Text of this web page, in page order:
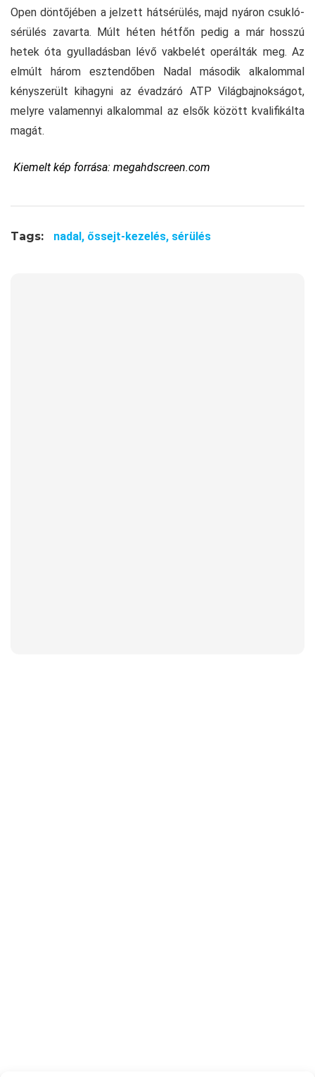
Open döntőjében a jelzett hátsérülés, majd nyáron csukló-
sérülés zavarta. Múlt héten hétfőn pedig a már hosszú
hetek óta gyulladásban lévő vakbelét operálták meg. Az
elmúlt három esztendőben Nadal második alkalommal
kényszerült kihagyni az évadzáró ATP Világbajnokságot,
melyre valamennyi alkalommal az elsők között kvalifikálta
magát.
Kiemelt kép forrása: megahdscreen.com
Tags: nadal, őssejt-kezelés, sérülés